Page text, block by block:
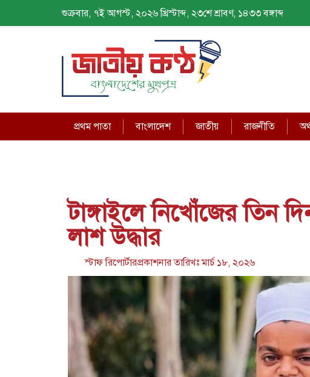
শুক্রবার, ৭ই আগস্ট, ২০২৬ খ্রিস্টাব্দ, ২৩শে শ্রাবণ, ১৪৩৩ বঙ্গাব্দ
প্রথম পাতা বাংলাদেশ জাতীয় রাজনীতি
টাঙ্গাইলে নিখোঁজের তিন
লাশ উদ্ধার
স্টাফ রিপোর্টারপ্রকাশনার তারিখঃমার্চ ১৮, ২০২৬